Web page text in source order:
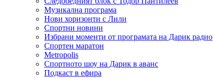
Музикална програма
Нови хоризонти с Лили
Спортни новини
Избрани моменти от програмата на Дарик радио
Спортен маратон
Metropolis
Спортното шоу на Дарик в аванс
Подкаст в ефира